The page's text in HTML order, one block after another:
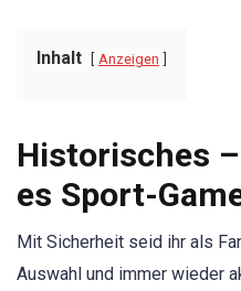
Inhalt Anzeigen
Historisches
es Sport-
Mit Sicherheit seid ihr als
Auswahl und immer wieder